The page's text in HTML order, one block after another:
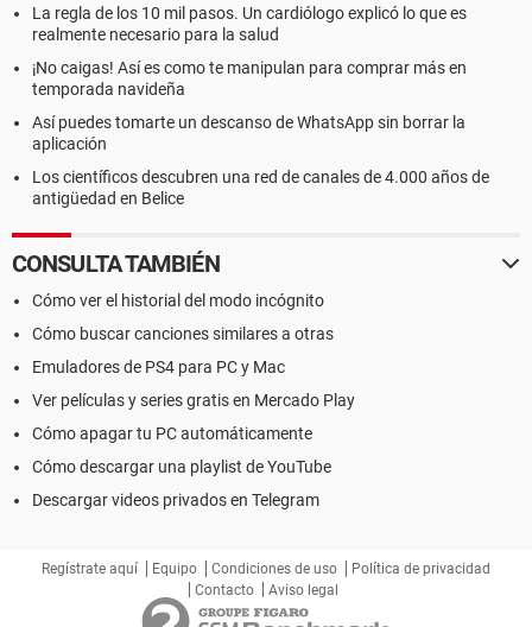
La regla de los 10 mil pasos. Un cardiólogo explicó lo que es
realmente necesario para la salud
¡No caigas! Así es como te manipulan para comprar más en
temporada navideña
Así puedes tomarte un descanso de WhatsApp sin borrar la
aplicación
Los científicos descubren una red de canales de 4.000 años de
antigüedad en Belice
CONSULTA TAMBIÉN
Cómo ver el historial del modo incógnito
Cómo buscar canciones similares a otras
Emuladores de PS4 para PC y Mac
Ver películas y series gratis en Mercado Play
Cómo apagar tu PC automáticamente
Cómo descargar una playlist de YouTube
Descargar videos privados en Telegram
Regístrate aquí Equipo Condiciones de uso
Política de privacidad
Contacto
Aviso legal